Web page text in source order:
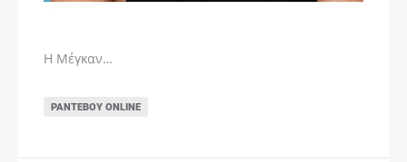
Η Μέγκαν…
ΡΑΝΤΕΒΟΎ ONLINE